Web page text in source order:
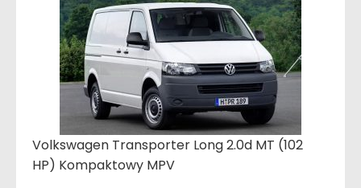
Volkswagen Transporter Long 2.0d MT (102
HP) Kompaktowy MPV